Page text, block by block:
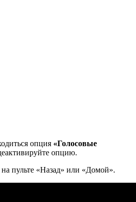
опция «Голосовые
опцию.
пульте «Назад» или «Домой».